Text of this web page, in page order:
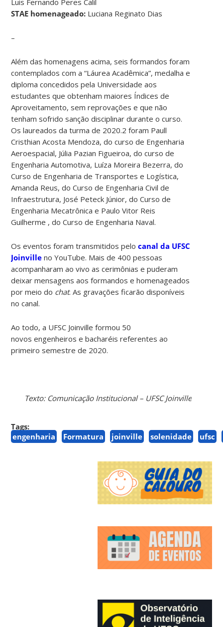
STAE homenageado: Luciana Reginato Dias
–
Além das homenagens acima, seis formandos foram
contemplados com a “Láurea Acadêmica”, medalha e
diploma concedidos pela Universidade aos
estudantes que obtenham maiores Índices de
Aproveitamento, sem reprovações e que não
tenham sofrido sanção disciplinar durante o curso.
Os laureados da turma de 2020.2 foram Paull
Cristhian Acosta Mendoza, do curso de Engenharia
Aeroespacial, Júlia Pazian Figueiroa, do curso de
Engenharia Automotiva, Luíza Moreira Bezerra, do
Curso de Engenharia de Transportes e Logística,
Amanda Reus, do Curso de Engenharia Civil de
Infraestrutura, José Peteck Júnior, do Curso de
Engenharia Mecatrônica e Paulo Vitor Reis
Guilherme , do Curso de Engenharia Naval.
Os eventos foram transmitidos pelocanal da UFSC
Joinville no YouTube. Mais de 400 pessoas
acompanharam ao vivo as cerimônias e puderam
deixar mensagens aos formandos e homenageados
por meio do chat. As gravações ficarão disponíveis
no canal.
Ao todo, a UFSC Joinville formou 50
novos engenheiros e bacharéis referentes ao
primeiro semestre de 2020.
Texto: Comunicação Institucional – UFSC Joinville
Tags:
engenharia
Formatura joinville solenidade ufsc